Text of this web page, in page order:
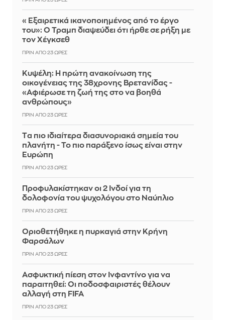
«Εξαιρετικά ικανοποιημένος από το έργο
του»: Ο Τραμπ διαψεύδει ότι ήρθε σε ρήξη με
τον Χέγκσεθ
ΠΡΙΝ ΑΠΌ 23 ΏΡΕΣ
Κυψέλη: Η πρώτη ανακοίνωση της
οικογένειας της 38χρονης Βρετανίδας -
«Αφιέρωσε τη ζωή της στο να βοηθά
ανθρώπους»
ΠΡΙΝ ΑΠΌ 23 ΏΡΕΣ
Tα πιο ιδιαίτερα διασυνοριακά σημεία του
πλανήτη - Το πιο παράξενο ίσως είναι στην
Ευρώπη
ΠΡΙΝ ΑΠΌ 23 ΏΡΕΣ
Προφυλακίστηκαν οι 2 Ινδοί για τη
δολοφονία του ψυχολόγου στο Ναύπλιο
ΠΡΙΝ ΑΠΌ 23 ΏΡΕΣ
Οριοθετήθηκε η πυρκαγιά στην Κρήνη
Φαρσάλων
ΠΡΙΝ ΑΠΌ 23 ΏΡΕΣ
Ασφυκτική πίεση στον Ινφαντίνο για να
παραιτηθεί: Οι ποδοσφαιριστές θέλουν
αλλαγή στη FIFA
ΠΡΙΝ ΑΠΌ 23 ΏΡΕΣ